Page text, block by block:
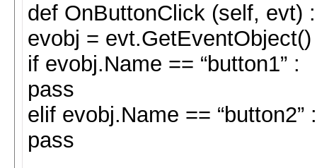
def OnButtonClick (self, evt) :
evobj = evt.GetEventObject()
if evobj.Name == “button1” :
pass
elif evobj.Name == “button2” :
pass